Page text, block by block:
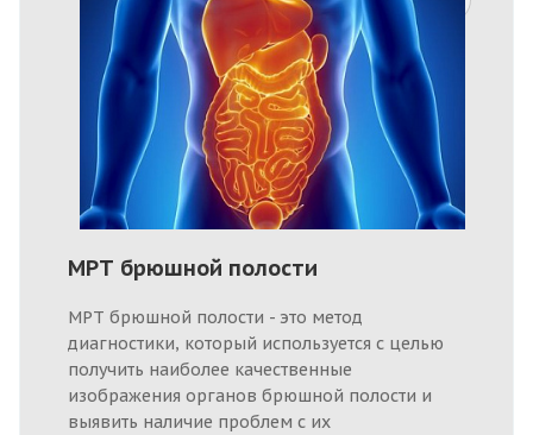
МРТ брюшной полости
МРТ брюшной полости - это метод
диагностики, который используется с целью
получить наиболее качественные
изображения органов брюшной полости и
выявить наличие проблем с их